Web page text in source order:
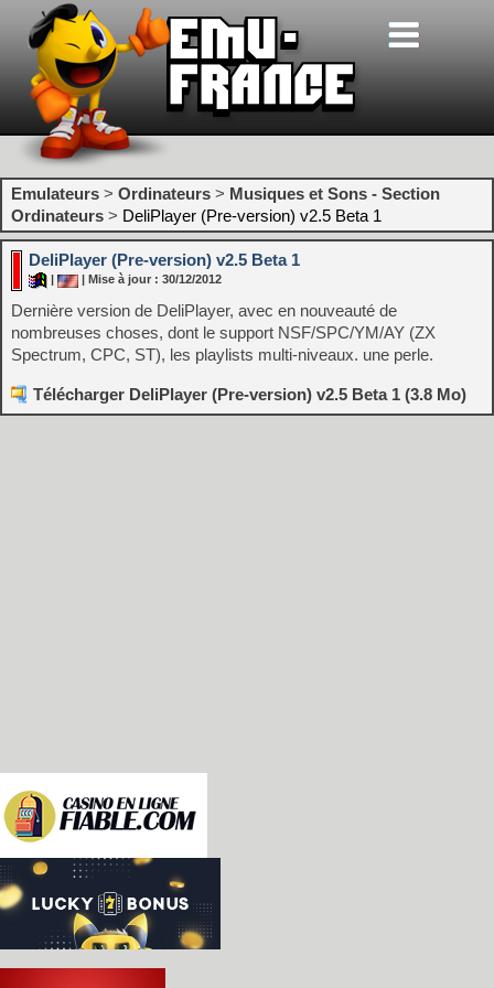
Emulateurs > Ordinateurs > Musiques et Sons - Section
Ordinateurs > DeliPlayer (Pre-version) v2.5 Beta 1
DeliPlayer (Pre-version) v2.5 Beta 1
| Mise à jour : 30/12/2012
Dernière version de DeliPlayer, avec en nouveauté de
nombreuses choses, dont le support NSF/SPC/YM/AY (ZX
Spectrum, CPC, ST), les playlists multi-niveaux. une perle.
Télécharger DeliPlayer (Pre-version) v2.5 Beta 1 (3.8 Mo)